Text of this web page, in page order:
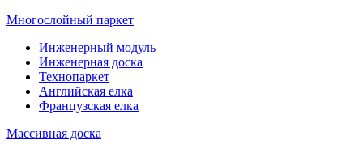
Многослойный паркет
Инженерный модуль
Инженерная доска
Технопаркет
Английская елка
Французская елка
Массивная доска